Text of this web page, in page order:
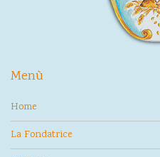
Menù
Home
La Fondatrice